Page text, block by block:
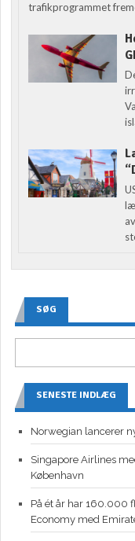
trafikprogrammet
SØG
SENESTE INDLÆG
Norwegian lancerer
Singapore Airlines
København
På ét år har 160.000
Economy med